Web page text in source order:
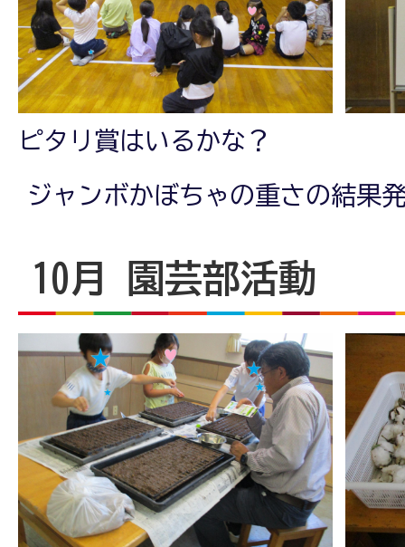
ピタリ賞はいるかな？
ジャンボかぼちゃの重さの結果
10月 園芸部活動